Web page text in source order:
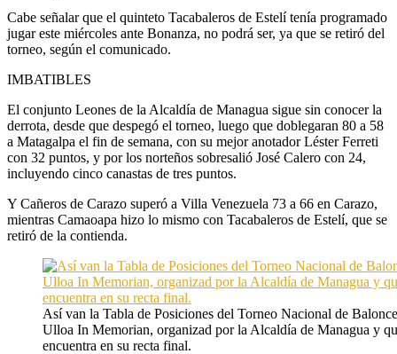
Cabe señalar que el quinteto Tacabaleros de Estelí tenía programado
jugar este miércoles ante Bonanza, no podrá ser, ya que se retiró del
torneo, según el comunicado.
IMBATIBLES
El conjunto Leones de la Alcaldía de Managua sigue sin conocer la
derrota, desde que despegó el torneo, luego que doblegaran 80 a 58
a Matagalpa el fin de semana, con su mejor anotador Léster Ferreti
con 32 puntos, y por los norteños sobresalió José Calero con 24,
incluyendo cinco canastas de tres puntos.
Y Cañeros de Carazo superó a Villa Venezuela 73 a 66 en Carazo,
mientras Camaoapa hizo lo mismo con Tacabaleros de Estelí, que se
retiró de la contienda.
Así van la Tabla de Posiciones del Torneo Nacional de
Ulloa In Memorian, organizad por la Alcaldía de Managua y
encuentra en su recta final.